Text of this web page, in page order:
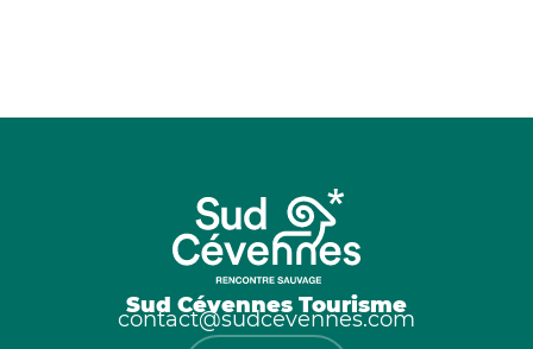
Sud Cévennes Tourisme
contact@sudcevennes.com